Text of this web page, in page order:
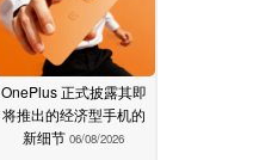
OnePlus 正式披露其即
将推出的经济型手机的
新细节 06/08/2026